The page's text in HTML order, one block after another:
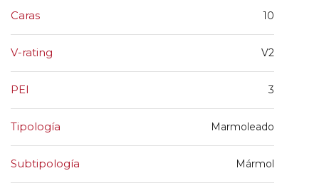
Caras 10
V-rating V2
PEI 3
Tipología Marmoleado
Subtipología Mármol